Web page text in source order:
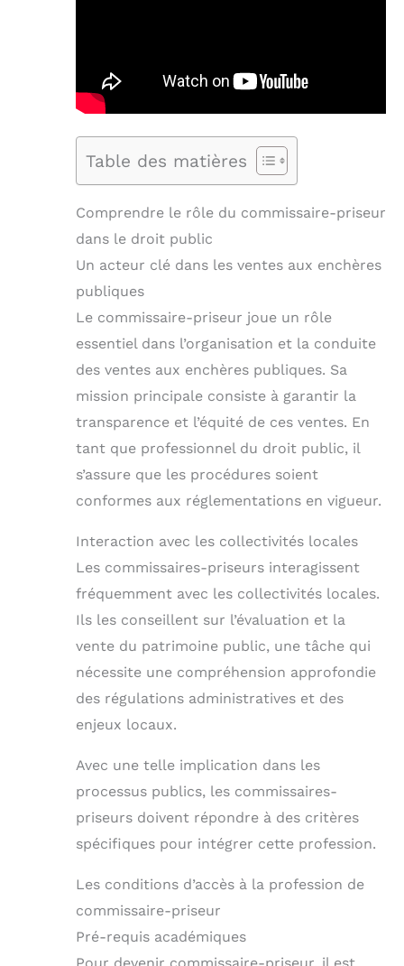
Table des matières
Comprendre le rôle du commissaire-priseur
dans le droit public
Un acteur clé dans les ventes aux enchères
publiques
Le commissaire-priseur joue un rôle
essentiel dans l’organisation et la conduite
des ventes aux enchères publiques. Sa
mission principale consiste à garantir la
transparence et l’équité de ces ventes. En
tant que professionnel du droit public, il
s’assure que les procédures soient
conformes aux réglementations en vigueur.
Interaction avec les collectivités locales
Les commissaires-priseurs interagissent
fréquemment avec les collectivités locales.
Ils les conseillent sur l’évaluation et la
vente du patrimoine public, une tâche qui
nécessite une compréhension approfondie
des régulations administratives et des
enjeux locaux.
Avec une telle implication dans les
processus publics, les commissaires-
priseurs doivent répondre à des critères
spécifiques pour intégrer cette profession.
Les conditions d’accès à la profession de
commissaire-priseur
Pré-requis académiques
Pour devenir commissaire-priseur, il est